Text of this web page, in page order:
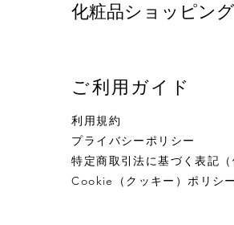
​化粧品ショッピング
ご利用ガイド
利用規約
プライバシーポリシー
特定商取引法に基づく表記（
Cookie（クッキー）ポリシー